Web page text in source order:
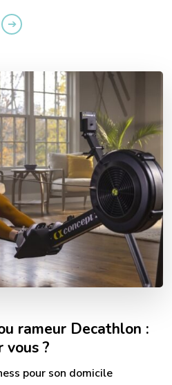
rameur Decathlon :
?
pour son domicile